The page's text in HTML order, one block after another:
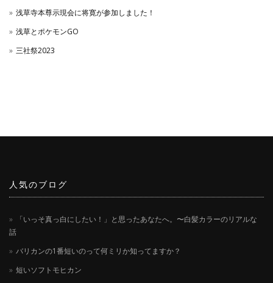
浅草寺本尊示現会に将寛が参加しました！
浅草とポケモンGO
三社祭2023
人気のブログ
「いっそ真っ白にしたい！」と思ったあなたへ。〜白髪カラーのリアルな
話
バリカンの1番短いのって何ミリか知ってますか？
短いソフトモヒカン